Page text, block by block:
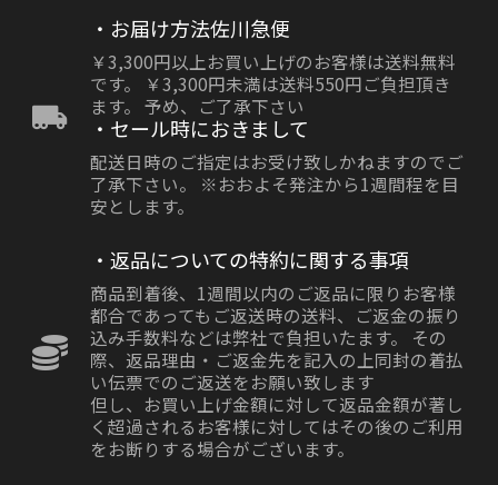
・お届け方法佐川急便
￥3,300円以上お買い上げのお客様は送料無料
です。 ￥3,300円未満は送料550円ご負担頂き
ます。 予め、ご了承下さい
・セール時におきまして
配送日時のご指定はお受け致しかねますのでご
了承下さい。 ※おおよそ発注から1週間程を目
安とします。
・返品についての特約に関する事項
商品到着後、1週間以内のご返品に限りお客様
都合であってもご返送時の送料、ご返金の振り
込み手数料などは弊社で負担いたます。 その
際、返品理由・ご返金先を記入の上同封の着払
い伝票でのご返送をお願い致します
但し、お買い上げ金額に対して返品金額が著し
く超過されるお客様に対してはその後のご利用
をお断りする場合がございます。